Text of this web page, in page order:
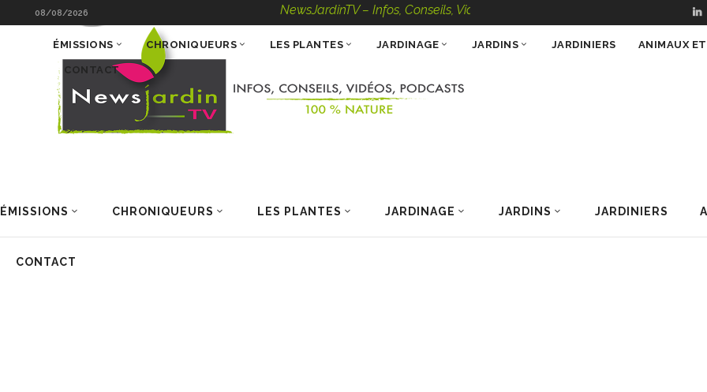
08/08/2026 NewsJardinTV – Infos, Conseils, Vidéos, Podcasts – 100 % Nature
ÉMISSIONS CHRONIQUEURS LES PLANTES JARDINAGE JARDINS JARDINIERS
CONTACT
ÉMISSIONS CHRONIQUEURS LES PLANTES JARDINAGE JARDINS JARDINIERS ANIMAUX
CONTACT